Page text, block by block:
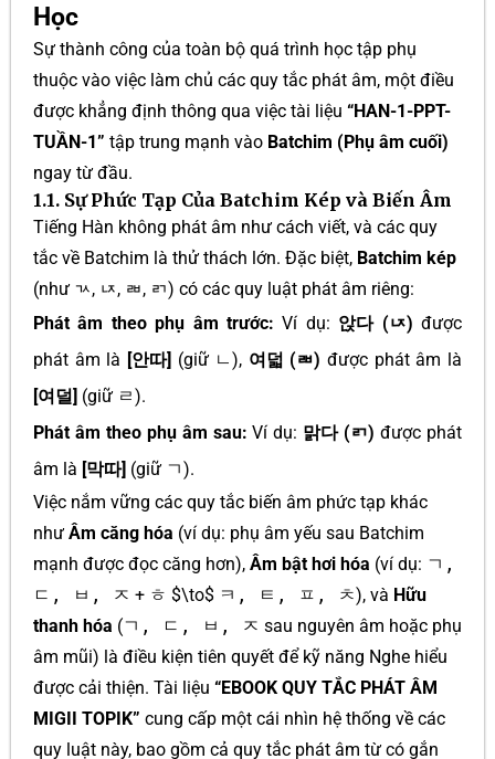
Học
Sự thành công của toàn bộ quá trình học tập phụ
thuộc vào việc làm chủ các quy tắc phát âm, một điều
được khẳng định thông qua việc tài liệu “HAN-1-PPT-
TUẦN-1” tập trung mạnh vào Batchim (Phụ âm cuối)
ngay từ đầu.
1.1. Sự Phức Tạp Của Batchim Kép và Biến Âm
Tiếng Hàn không phát âm như cách viết, và các quy
tắc về Batchim là thử thách lớn. Đặc biệt, Batchim kép
(như ㄳ, ㄵ, ㄼ, ㄺ) có các quy luật phát âm riêng:
Phát âm theo phụ âm trước: Ví dụ: 앉다 (ㄵ) được
phát âm là [안따] (giữ ㄴ), 여덟 (ㄼ) được phát âm là
[여덜] (giữ ㄹ).
Phát âm theo phụ âm sau: Ví dụ: 맑다 (ㄺ) được phát
âm là [막따] (giữ ㄱ).
Việc nắm vững các quy tắc biến âm phức tạp khác
như Âm căng hóa (ví dụ: phụ âm yếu sau Batchim
mạnh được đọc căng hơn), Âm bật hơi hóa (ví dụ: ㄱ,
ㄷ, ㅂ, ㅈ + ㅎ $\to$ ㅋ, ㅌ, ㅍ, ㅊ), và Hữu
thanh hóa (ㄱ, ㄷ, ㅂ, ㅈ sau nguyên âm hoặc phụ
âm mũi) là điều kiện tiên quyết để kỹ năng Nghe hiểu
được cải thiện. Tài liệu “EBOOK QUY TẮC PHÁT ÂM
MIGII TOPIK” cung cấp một cái nhìn hệ thống về các
quy luật này, bao gồm cả quy tắc phát âm từ có gắn